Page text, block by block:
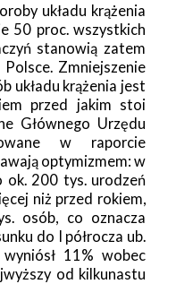
układu krążenia
50 proc. wszystkich
stanowią zatem
Zmniejszenie
układu krążenia jest
przed jakim stoi
Głównego Urzędu
w raporcie
optymizmem: w
ok. 200 tys. urodzeń
niż przed rokiem,
osób, co oznacza
do I półrocza ub.
11% wobec
od kilkunastu